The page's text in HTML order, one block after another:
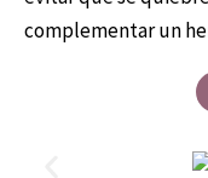
complementar un